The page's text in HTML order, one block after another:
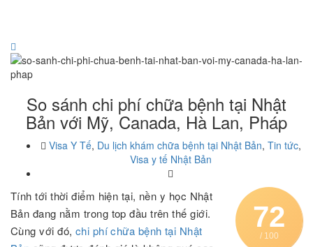
So sánh chi phí chữa bệnh tại Nhật
Bản với Mỹ, Canada, Hà Lan, Pháp
Visa Y Tế, Du lịch khám chữa bệnh tại Nhật Bản, Tin tức,
Visa y tế Nhật Bản
72
/ 100
Tính tới thời điểm hiện tại, nền y học Nhật
Bản đang nằm trong top đầu trên thế giới.
Cùng với đó, chi phí chữa bệnh tại Nhật